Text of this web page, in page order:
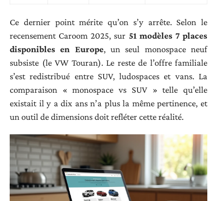
Ce dernier point mérite qu’on s’y arrête. Selon le
recensement Caroom 2025, sur 51 modèles 7 places
disponibles en Europe, un seul monospace neuf
subsiste (le VW Touran). Le reste de l’offre familiale
s’est redistribué entre SUV, ludospaces et vans. La
comparaison « monospace vs SUV » telle qu’elle
existait il y a dix ans n’a plus la même pertinence, et
un outil de dimensions doit refléter cette réalité.